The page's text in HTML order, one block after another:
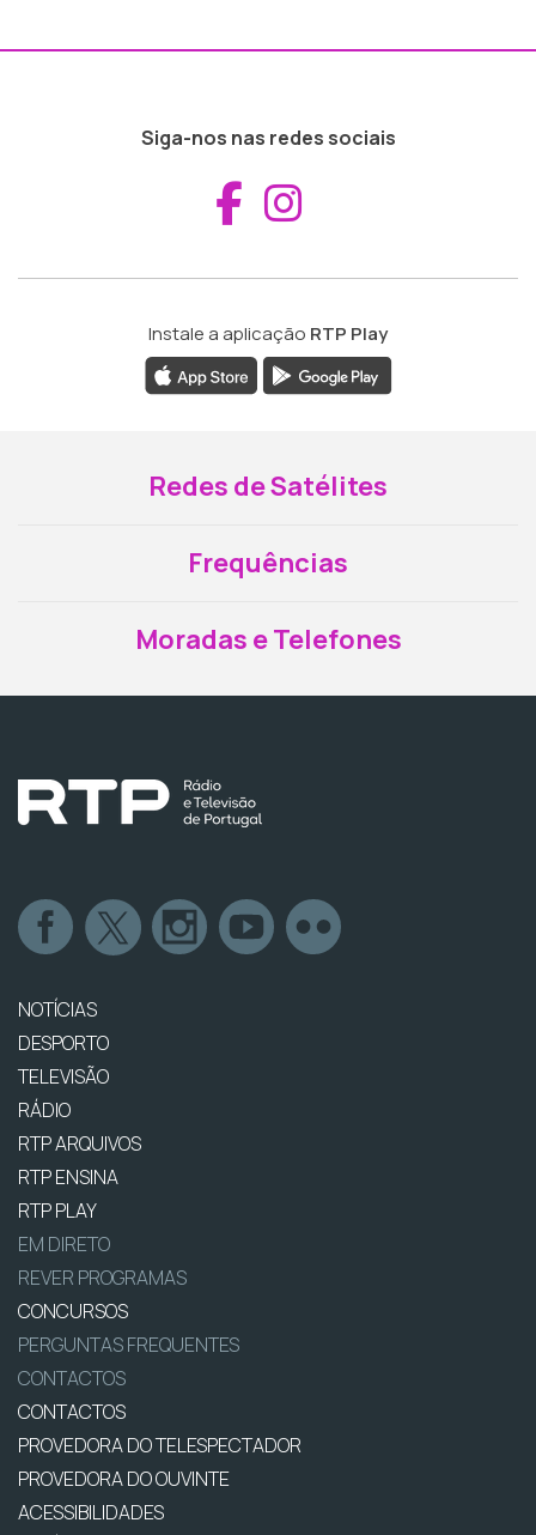
Siga-nos nas redes sociais
Aceder ao
Instale a aplicação RTP Play
Redes de Satélites
Frequências
Moradas e Telefones
NOTÍCIAS
DESPORTO
TELEVISÃO
RÁDIO
RTP ARQUIVOS
RTP ENSINA
RTP PLAY
EM DIRETO
REVER PROGRAMAS
CONCURSOS
PERGUNTAS FREQUENTES
CONTACTOS
CONTACTOS
PROVEDORA DO TELESPECTADOR
PROVEDORA DO OUVINTE
ACESSIBILIDADES